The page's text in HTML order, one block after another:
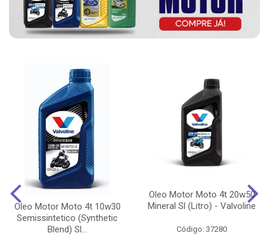
Oleo Motor Moto 4t 10w30
Semissintetico (Synthetic
Blend) Sl...
Oleo Motor Moto 4t 20w50
Mineral Sl (Litro) - Valvoline
Código: 37280